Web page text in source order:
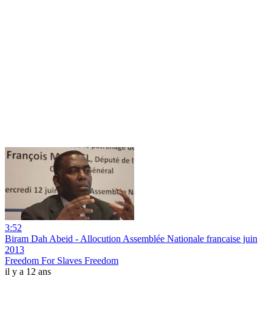
3:52
Biram Dah Abeid - Allocution Assemblée Nationale francaise juin
2013
Freedom For Slaves Freedom
il y a 12 ans